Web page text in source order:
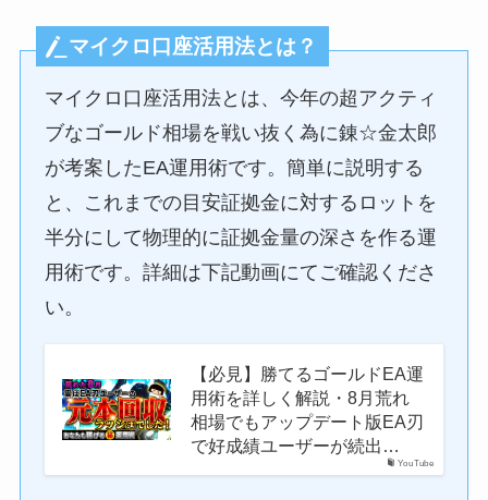
マイクロ口座活用法とは？
マイクロ口座活用法とは、今年の超アクティ
ブなゴールド相場を戦い抜く為に錬☆金太郎
が考案したEA運用術です。簡単に説明する
と、これまでの目安証拠金に対するロットを
半分にして物理的に証拠金量の深さを作る運
用術です。詳細は下記動画にてご確認くださ
い。
YouTube
【必見】勝てるゴールドEA運
用術を詳しく解説・8月荒れ
相場でもアップデート版EA刃
で好成績ユーザーが続出…